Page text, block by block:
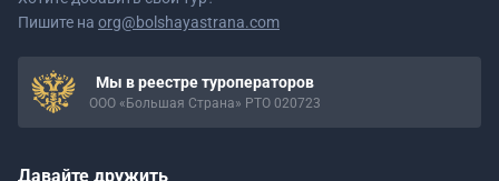
Пишите на org@bolshayastrana.com
Мы в реестре туроператоров
ООО «Большая Страна» РТО 020723
Давайте дружить